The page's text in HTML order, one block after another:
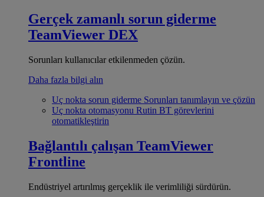
Gerçek zamanlı sorun giderme
TeamViewer DEX
Sorunları kullanıcılar etkilenmeden çözün.
Daha fazla bilgi alın
Uç nokta sorun giderme Sorunları tanımlayın ve çözün
Uç nokta otomasyonu Rutin BT görevlerini
otomatikleştirin
Bağlantılı çalışan TeamViewer
Frontline
Endüstriyel artırılmış gerçeklik ile verimliliği sürdürün.